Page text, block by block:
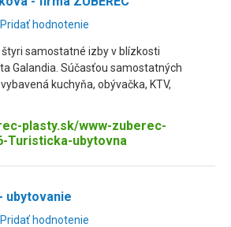
Pridať hodnotenie
samostatné izby v blízkosti
Galandia. Súčasťou samostatných
kuchyňa, obývačka, KTV,
plasty.sk/www-zuberec-
Turisticka-ubytovna
ubytovanie
Pridať hodnotenie